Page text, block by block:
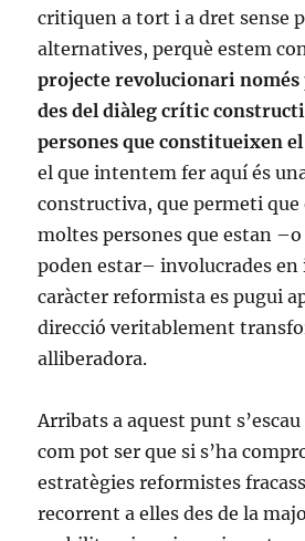
critiquen a tort i a dret sense
alternatives, perquè estem
projecte revolucionari
des del diàleg crític
persones que constitueixen
el que intentem fer aquí és
constructiva, que permeti que
moltes persones que estan
poden estar– involucrades en
caràcter reformista es pugui
direcció veritablement
alliberadora.
Arribats a aquest punt
com pot ser que si s’ha
estratègies reformistes
recorrent a elles des de la